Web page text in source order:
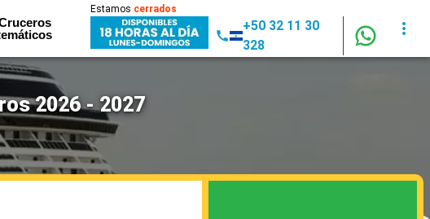
Estamos cerrados
+50 32 11 30
328
2026 - 2027